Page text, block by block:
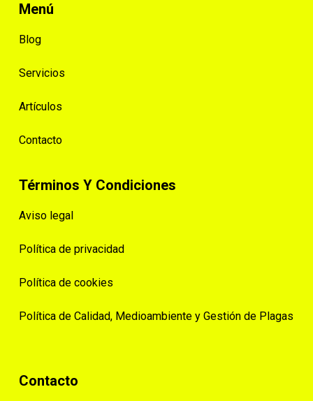
Menú
Blog
Servicios
Artículos
Contacto
Términos Y Condiciones
Aviso legal
Política de privacidad
Política de cookies
Política de Calidad, Medioambiente y Gestión de Plagas
Contacto